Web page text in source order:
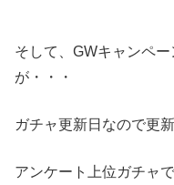
そして、GWキャンペ
が・・・
ガチャ更新日なので更新
アンケート上位ガチャ